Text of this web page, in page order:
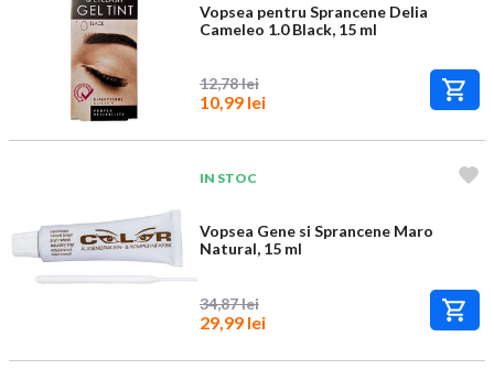
Vopsea pentru Sprancene Delia
Cameleo 1.0 Black, 15 ml
12,78 lei
10,99 lei
IN STOC
Vopsea Gene si Sprancene Maro
Natural, 15 ml
34,87 lei
29,99 lei